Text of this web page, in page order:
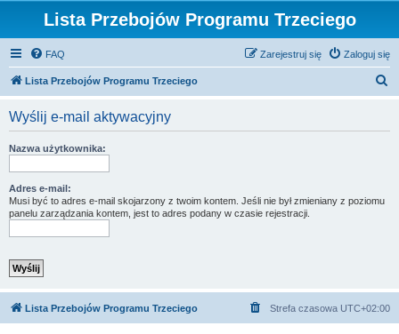
Lista Przebojów Programu Trzeciego
FAQ Zaloguj się
Zarejestruj się
Lista Przebojów Programu Trzeciego
Wyślij e-mail aktywacyjny
Nazwa użytkownika:
Adres e-mail:
Musi być to adres e-mail skojarzony z twoim kontem. Jeśli nie był zmieniany z poziomu
panelu zarządzania kontem, jest to adres podany w czasie rejestracji.
Lista Przebojów Programu Trzeciego Strefa czasowa UTC+02:00